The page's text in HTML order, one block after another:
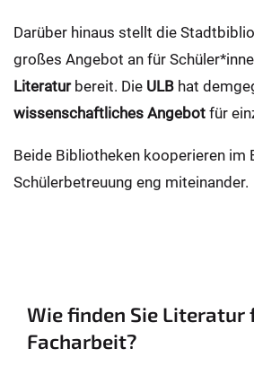
Darüber hinaus stellt die
großes Angebot an für
Literaturbereit. Die ULB hat
wissenschaftliches Angebot für
Beide Bibliotheken kooperieren im
Schülerbetreuung eng miteinander.
Wie finden Sie Literatur
Facharbeit?